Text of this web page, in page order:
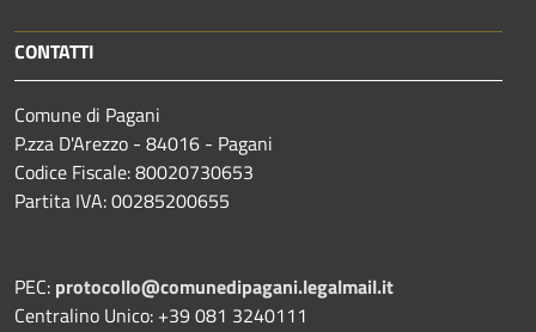
CONTATTI
Comune di Pagani
P.zza D'Arezzo - 84016 - Pagani
Codice Fiscale: 80020730653
Partita IVA: 00285200655
PEC: protocollo@comunedipagani.legalmail.it
Centralino Unico: +39 081 3240111